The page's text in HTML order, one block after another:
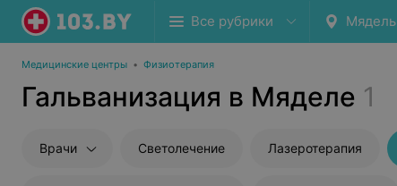
Все рубрики Мядель
Медицинские центры • Физиотерапия
Гальванизация в Мяделе 1
Врачи Светолечение Лазеротерапия